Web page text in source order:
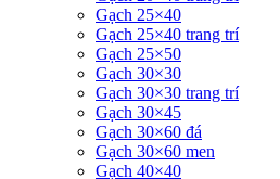
Gạch 25×40
Gạch 25×40 trang trí
Gạch 25×50
Gạch 30×30
Gạch 30×30 trang trí
Gạch 30×45
Gạch 30×60 đá
Gạch 30×60 men
Gạch 40×40